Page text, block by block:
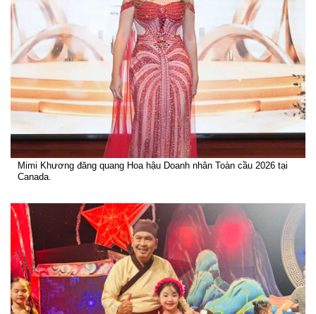
Mimi Khương đăng quang Hoa hậu Doanh nhân Toàn cầu 2026 tại
Canada.